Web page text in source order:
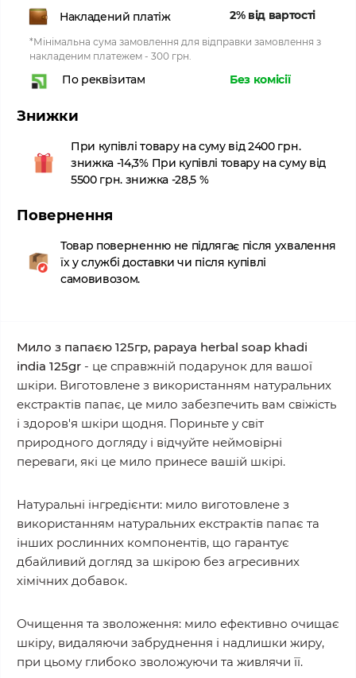
Накладений платіж 2% від вартості
*Мінімальна сума замовлення для відправки замовлення з
накладеним платежем - 300 грн.
По реквізитам Без комісії
Знижки
При купівлі товару на суму від 2400 грн.
знижка -14,3% При купівлі товару на суму від
5500 грн. знижка -28,5 %
Повернення
Товар поверненню не підлягає після ухвалення
їх у службі доставки чи після купівлі
самовивозом.
Мило з папаєю 125гр, papaya herbal soap khadi
india 125gr - це справжній подарунок для вашої
шкіри. Виготовлене з використанням натуральних
екстрактів папає, це мило забезпечить вам свіжість
і здоров'я шкіри щодня. Пориньте у світ
природного догляду і відчуйте неймовірні
переваги, які це мило принесе вашій шкірі.
Натуральні інгредієнти: мило виготовлене з
використанням натуральних екстрактів папає та
інших рослинних компонентів, що гарантує
дбайливий догляд за шкірою без агресивних
хімічних добавок.
Очищення та зволоження: мило ефективно очищає
шкіру, видаляючи забруднення і надлишки жиру,
при цьому глибоко зволожуючи та живлячи її.